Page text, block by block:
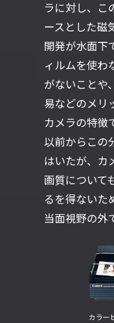
ラに対し、こ
ースとした磁
開発が水面下
ィルムを使わ
がないことや
易などのメリ
カメラの特徴
以前からこの
はいたが、カ
画質について
るを得ないた
当面視野の外
カラー